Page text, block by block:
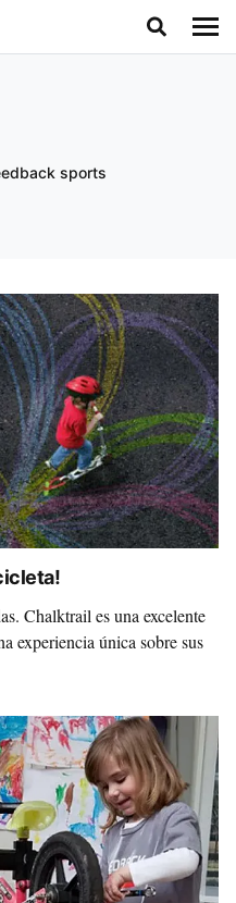
sports
Chalktrail es una excelente
experiencia única sobre sus